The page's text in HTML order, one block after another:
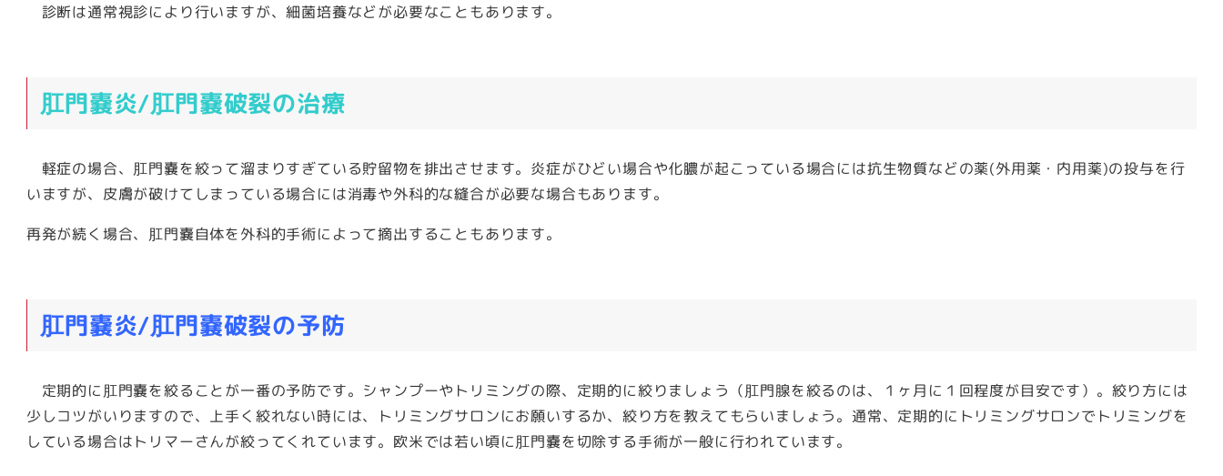
診断は通常視診により行いますが、細菌培養などが必要なこともあります。
肛門嚢炎/肛門嚢破裂の治療
軽症の場合、肛門嚢を絞って溜まりすぎている貯留物を排出させます。炎症がひどい場合や化膿が起こっている場合には抗生物質などの薬(外用薬・内用薬)の投与を行
いますが、皮膚が破けてしまっている場合には消毒や外科的な縫合が必要な場合もあります。
再発が続く場合、肛門嚢自体を外科的手術によって摘出することもあります。
肛門嚢炎/肛門嚢破裂の予防
定期的に肛門嚢を絞ることが一番の予防です。シャンプーやトリミングの際、定期的に絞りましょう（肛門腺を絞るのは、１ヶ月に１回程度が目安です）。絞り方には
少しコツがいりますので、上手く絞れない時には、トリミングサロンにお願いするか、絞り方を教えてもらいましょう。通常、定期的にトリミングサロンでトリミングを
している場合はトリマーさんが絞ってくれています。欧米では若い頃に肛門嚢を切除する手術が一般に行われています。